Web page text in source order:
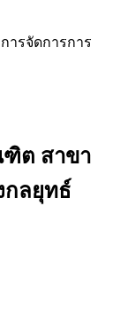
รจัดการการ
ต สาขา
กลยุทธ์